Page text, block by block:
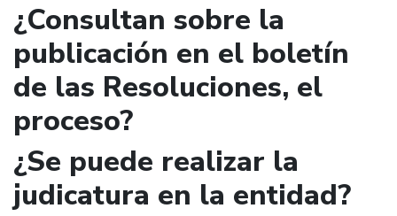
¿Consultan sobre la
publicación en el boletín
de las Resoluciones, el
proceso?
¿Se puede realizar la
judicatura en la entidad?